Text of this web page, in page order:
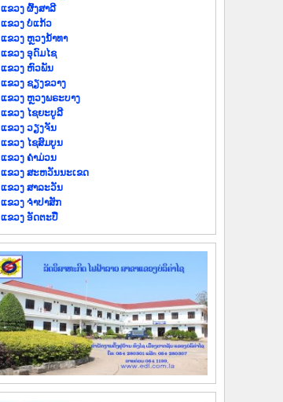
ແຂວງ ຜົ້ງ​ສາ​ລີ
ແຂວງ ບໍ່​ແກ້ວ
ແຂວງ ຫຼວງນໍ້າທາ
ແຂວງ ອຸດົມໄຊ
ແຂວງ ຫົວພັນ
ແຂວງ ຊຽງຂວາງ
ແຂວງ ຫຼວງພຣະບາງ
ແຂວງ ໄຊຍະບູລີ
ແຂວງ ວຽງຈັນ
ແຂວງ ໄຊສົມບູນ
ແຂວງ ຄຳມ່ວນ
ແຂວງ ສະຫວັນນະເຂດ
ແຂວງ ສາລະວັນ
ແຂວງ ຈຳປາສັກ
ແຂວງ ອັດຕະປື